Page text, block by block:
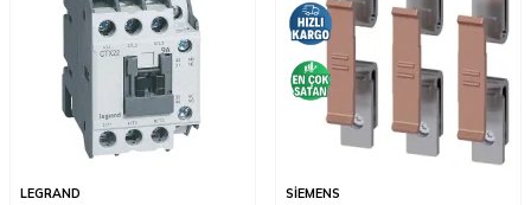
LEGRAND SİEMENS